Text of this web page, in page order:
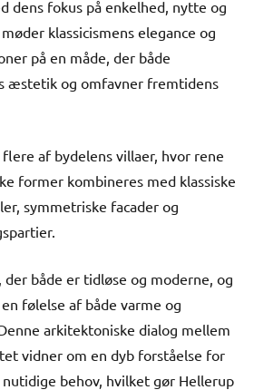
dens fokus på enkelhed, nytte og
klassicismens elegance og
på en måde, der både
æstetik og omfavner fremtidens
af bydelens villaer, hvor rene
former kombineres med klassiske
symmetriske facader og
både er tidløse og moderne, og
følelse af både varme og
arkitektoniske dialog mellem
vidner om en dyb forståelse for
behov, hvilket gør Hellerup